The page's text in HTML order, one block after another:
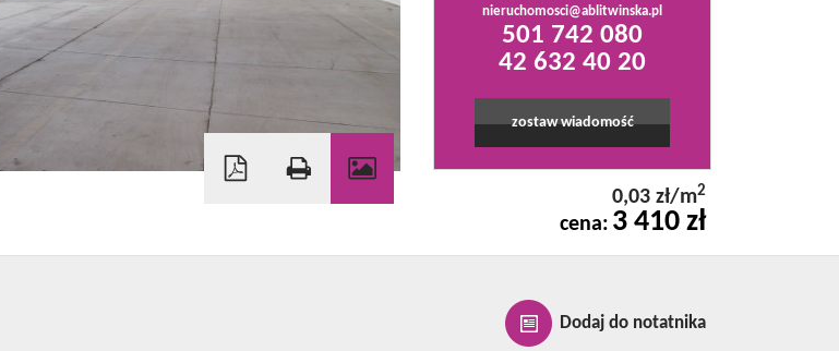
nieruchomosci@ablitwinska.pl
501 742 080
42 632 40 20
zostaw wiadomość
0,03 zł/m2
cena: 3 410 zł
Dodaj do notatnika